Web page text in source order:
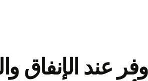
وفر عند الإنفاق